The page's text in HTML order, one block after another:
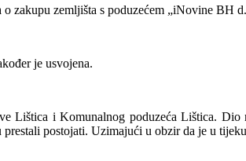
zakupu zemljišta s poduzećem „iNovine BH
je usvojena.
Lištica i Komunalnog poduzeća Lištica.
postojati. Uzimajući u obzir da je u